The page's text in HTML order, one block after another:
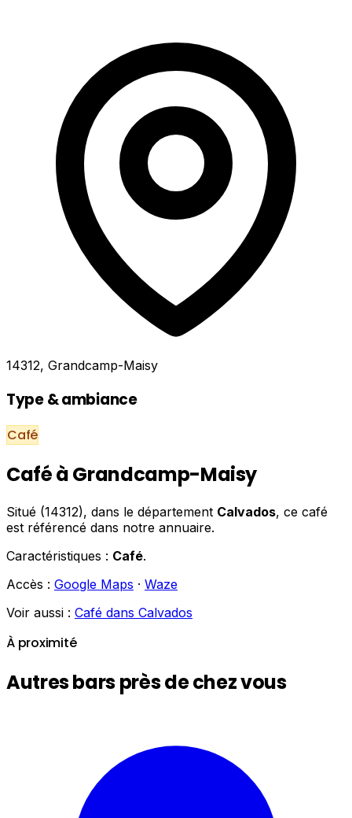
14312, Grandcamp-Maisy
Type & ambiance
Café
Café à Grandcamp-Maisy
Situé (14312), dans le département Calvados, ce café
est référencé dans notre annuaire.
Caractéristiques : Café.
Accès : Google Maps · Waze
Voir aussi : Café dans Calvados
À proximité
Autres bars près de chez vous